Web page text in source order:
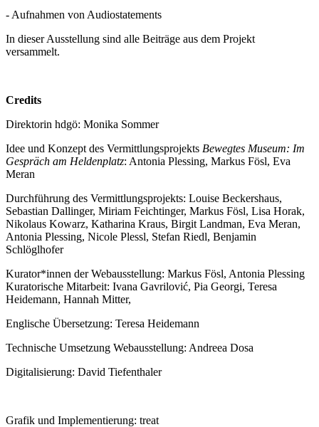
- Aufnahmen von Audiostatements
In dieser Ausstellung sind alle Beiträge aus dem Projekt
versammelt.
Credits
Direktorin hdgö: Monika Sommer
Idee und Konzept des Vermittlungsprojekts Bewegtes Museum: Im
Gespräch am Heldenplatz: Antonia Plessing, Markus Fösl, Eva
Meran
Durchführung des Vermittlungsprojekts: Louise Beckershaus,
Sebastian Dallinger, Miriam Feichtinger, Markus Fösl, Lisa Horak,
Nikolaus Kowarz, Katharina Kraus, Birgit Landman, Eva Meran,
Antonia Plessing, Nicole Plessl, Stefan Riedl, Benjamin
Schlöglhofer
Kurator*innen der Webausstellung: Markus Fösl, Antonia Plessing
Kuratorische Mitarbeit: Ivana Gavrilović, Pia Georgi, Teresa
Heidemann, Hannah Mitter,
Englische Übersetzung: Teresa Heidemann
Technische Umsetzung Webausstellung: Andreea Dosa
Digitalisierung: David Tiefenthaler
Grafik und Implementierung: treat